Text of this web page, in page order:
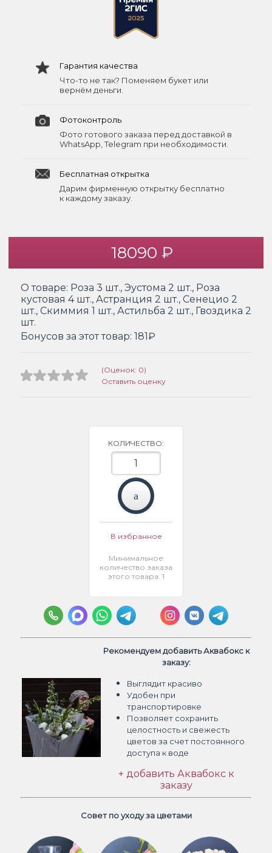
Гарантия качества
Что-то не так? Поменяем букет или
вернём деньги.
Фотоконтроль
Фото готового заказа перед доставкой в
WhatsApp, Telegram при необходимости.
Бесплатная открытка
Дарим фирменную открытку бесплатно
к каждому заказу.
18090 ₽
О товаре: Роза 3 шт., Эустома 2 шт., Роза
кустовая 4 шт., Астранция 2 шт., Сенецио 2
шт., Скиммия 1 шт., Астильба 2 шт., Гвоздика 2
шт.
Бонусов за этот товар: 181₽
(Оценок: 0)
Оставить оценку
КОЛИЧЕСТВО:
В избранное
Минимальное
количество заказа
этого товара: 1
Рекомендуем добавить Аквабокс к
заказу:
Выглядит красиво
Удобен при
транспортировке
Позволяет сохранить
целостность и свежесть
цветов за счет постоянного
доступа к воде
+ добавить Аквабокс к
заказу
Совет по уходу за цветами